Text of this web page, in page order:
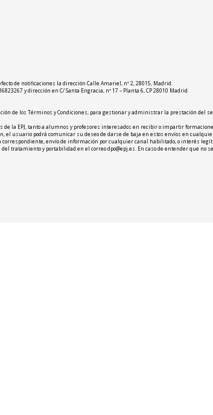
de notificaciones la dirección Calle Amariel, nº 2, 28015, Madrid.
y dirección en C/ Santa Engracia, nº 17 – Planta 6, CP 28010 Madrid.
de los Términos y Condiciones, para gestionar y administrar la prestación del
la EPJ, tanto a alumnos y profesores interesados en recibir o impartir
el usuario podrá comunicar su deseo de darse de baja en estos envíos en
envío de información por cualquier canal habilitado, o interés
tratamiento y portabilidad en el correo dpo@epj.es. En caso de entender que